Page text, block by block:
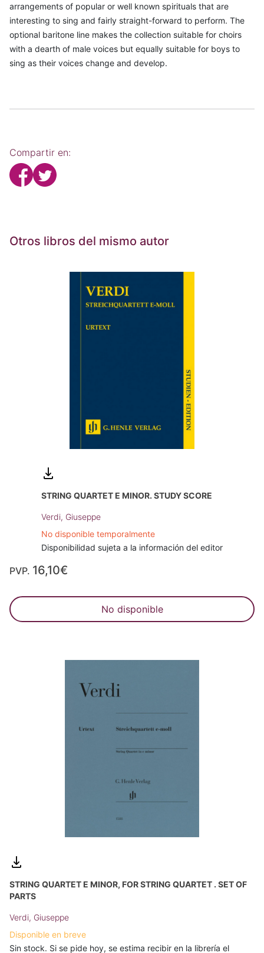
arrangements of popular or well known spirituals that are
interesting to sing and fairly straight-forward to perform. The
optional baritone line makes the collection suitable for choirs
with a dearth of male voices but equally suitable for boys to
sing as their voices change and develop.
Compartir en:
Otros libros del mismo autor
STRING QUARTET E MINOR. STUDY SCORE
Verdi, Giuseppe
No disponible temporalmente
Disponibilidad sujeta a la información del editor
PVP. 16,10€
No disponible
STRING QUARTET E MINOR, FOR STRING QUARTET . SET OF
PARTS
Verdi, Giuseppe
Disponible en breve
Sin stock. Si se pide hoy, se estima recibir en la librería el